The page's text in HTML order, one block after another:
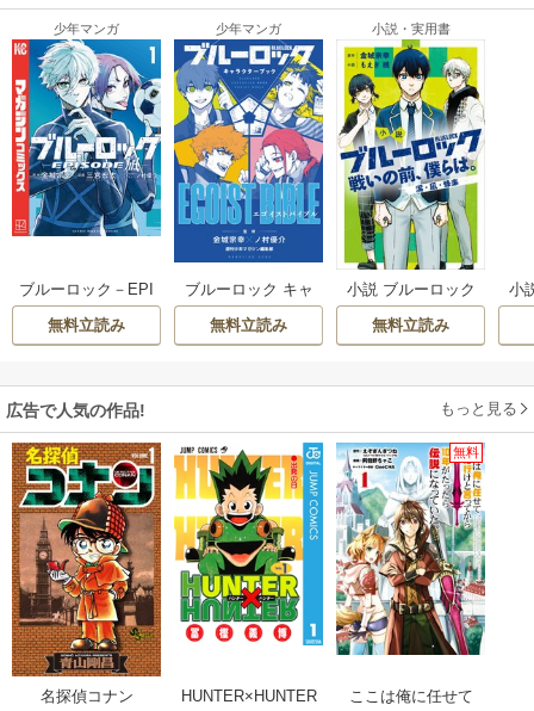
少年マンガ
ブルーロック－EPI
SODE 凪－
無料立読み
少年マンガ
ブルーロック キャ
ラクターブック EG
OIST BIBLE
無料立読み
小説・実用書
小説 ブルーロック
戦いの前、僕ら
は。
無料立読み
小
広告で人気の作品! もっと見る
名探偵コナン
HUNTER×HUNTER
無料
ここは俺に任せて